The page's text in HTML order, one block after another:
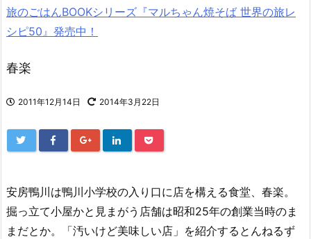
旅のごはんBOOKシリーズ『マルちゃん焼そば 世界の旅レ
シピ50』発売中！
春楽
2011年12月14日 2014年3月22日
安房鴨川は鴨川小学校の入り口に店を構える食堂、春楽。
掘っ立て小屋かと見まがう店舗は昭和25年の創業当時のま
まだとか。「汚いけど美味しい店」を紹介するとんねるず